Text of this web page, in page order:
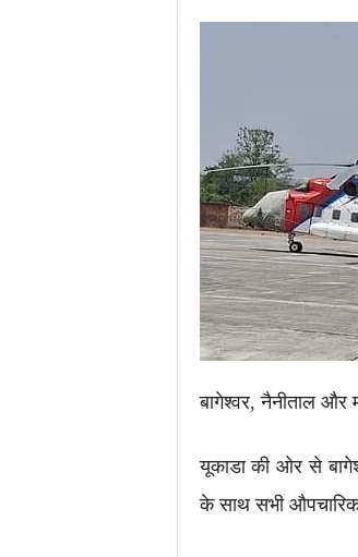
बागेश्वर, नैनीताल और
यूकाडा की ओर से
के साथ सभी